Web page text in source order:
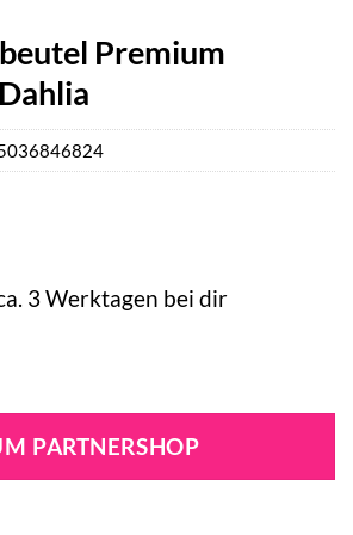
Premium
3 Werktagen bei dir
PARTNERSHOP